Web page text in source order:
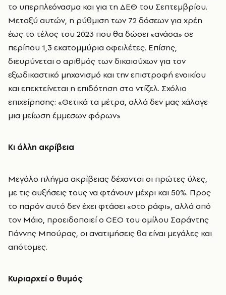
το υπερπλεόνασμα και για τη ΔΕΘ του Σεπτεμβρίου.
Μεταξύ αυτών, η ρύθμιση των 72 δόσεων για χρέη
έως το τέλος του 2023 που θα δώσει «ανάσα» σε
περίπου 1,3 εκατομμύρια οφειλέτες. Επίσης,
διευρύνεται ο αριθμός των δικαιούχων για τον
εξωδικαστικό μηχανισμό και την επιστροφή ενοικίου
και επεκτείνεται η επιδότηση στο ντίζελ. Σχόλιο
επιχείρησης: «Θετικά τα μέτρα, αλλά δεν μας χάλαγε
μια μείωση έμμεσων φόρων»
Κι άλλη ακρίβεια
Μεγάλο πλήγμα ακρίβειας δέχονται οι πρώτες ύλες,
με τις αυξήσεις τους να φτάνουν μέχρι και 50%. Προς
το παρόν αυτό δεν έχει φτάσει «στο ράφι», αλλά από
τον Μάιο, προειδοποιεί ο CEO του ομίλου Σαράντης
Γιάννης Μπούρας, οι ανατιμήσεις θα είναι μεγάλες και
απότομες.
Κυριαρχεί ο θυμός